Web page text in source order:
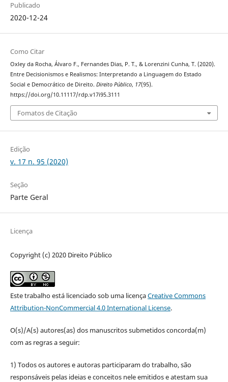
Publicado
2020-12-24
Como Citar
Oxley da Rocha, Álvaro F., Fernandes Dias, P. T., & Lorenzini Cunha, T. (2020).
Entre Decisionismos e Realismos: Interpretando a Linguagem do Estado
Social e Democrático de Direito. Direito Público, 17(95).
https://doi.org/10.11117/rdp.v17i95.3111
Fomatos de Citação
Edição
v. 17 n. 95 (2020)
Seção
Parte Geral
Licença
Copyright (c) 2020 Direito Público
Este trabalho está licenciado sob uma licençaCreative Commons
Attribution-NonCommercial 4.0 International License.
O(s)/A(s) autores(as) dos manuscritos submetidos concorda(m)
com as regras a seguir:
1) Todos os autores e autoras participaram do trabalho, são
responsáveis pelas ideias e conceitos nele emitidos e atestam sua